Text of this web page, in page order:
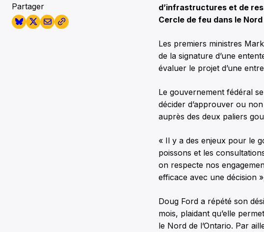
Partager
d’infrastructures et de
Cercle de feu dans le Nord
Les premiers ministres
de la signature d’une
évaluer le projet d’une
Le gouvernement fédéral
décider d’approuver ou
auprès des deux paliers
« Il y a des enjeux pour le
poissons et les
on respecte nos
efficace avec une décision
Doug Ford a répété son
mois, plaidant qu’elle
le Nord de l’Ontario. Par